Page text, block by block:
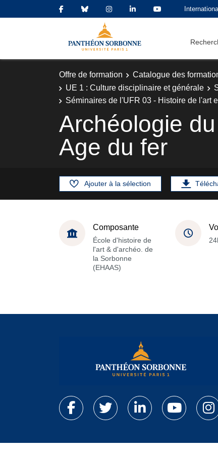
Offre de formation Catalogue des
UE 1 : Culture disciplinaire et générale
Séminaires de l'UFR 03 - Histoire de l'art
Archéologie
Age du fer
Ajouter à la sélection
Composante
École d'histoire de
l'art & d'archéo. de
la Sorbonne
(EHAAS)